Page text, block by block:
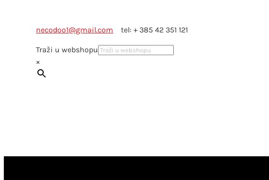
necodoo1@gmail.com tel: + 385 42 351 121
Traži u webshopu
×